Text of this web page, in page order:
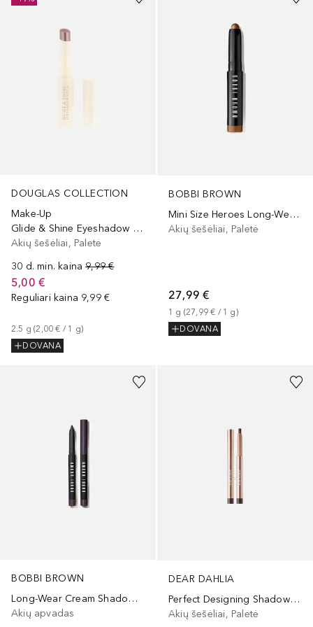
DOUGLAS COLLECTION
Make-Up
Glide & Shine Eyeshadow Stick
Akių šešėliai, Paletė
30 d. min. kaina 9,99 €
5,00 €
Reguliari kaina 9,99 €
2.5 g (2,00 € / 1 g)
DOVANA
BOBBI BROWN
Mini Size Heroes Long-Wear Cream Shadow Stick
Akių šešėliai, Paletė
27,99 €
1 g (27,99 € / 1 g)
DOVANA
BOBBI BROWN
Long-Wear Cream Shadow Liner Stick
Akių apvadas
DEAR DAHLIA
Perfect Designing Shadow Stick
Akių šešėliai, Paletė